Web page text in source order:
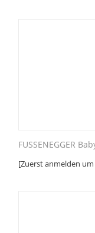
FUSSENEGGER
[Zuerst anmelden